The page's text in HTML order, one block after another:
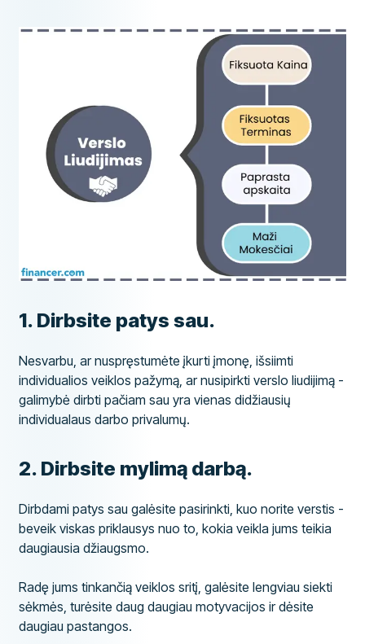
​1. Dirbsite patys sau.
Nesvarbu, ar nuspręstumėte įkurti įmonę, išsiimti
individualios veiklos pažymą, ar nusipirkti verslo liudijimą -
galimybė dirbti pačiam sau yra vienas didžiausių
individualaus darbo privalumų.
​2. Dirbsite mylimą darbą.
Dirbdami patys sau galėsite pasirinkti, kuo norite verstis -
beveik viskas priklausys nuo to, kokia veikla jums teikia
daugiausia džiaugsmo.
Radę jums tinkančią veiklos sritį, galėsite lengviau siekti
sėkmės, turėsite daug daugiau motyvacijos ir dėsite
daugiau pastangos.